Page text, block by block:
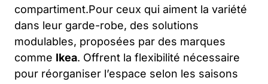
compartiment.Pour ceux qui aiment la variété
dans leur garde-robe, des solutions
modulables, proposées par des marques
comme Ikea. Offrent la flexibilité nécessaire
pour réorganiser l’espace selon les saisons